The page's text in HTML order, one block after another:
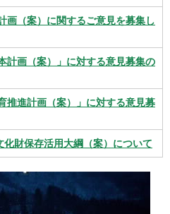
画（案）に関するご意見を募集し
計画（案）」に対する意見募集の
推進計画（案）」に対する意見募
財保存活用大綱（案）について